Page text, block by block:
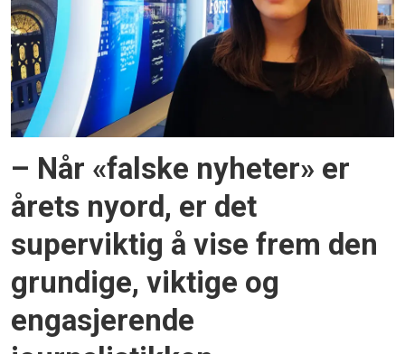
– Når «falske nyheter» er
årets nyord, er det
superviktig å vise frem den
grundige, viktige og
engasjerende